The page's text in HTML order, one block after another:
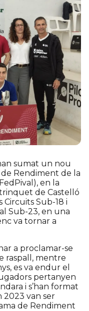
sumat un nou
Rendiment de la
en la
de Castelló
Sub-18 i
Sub-23, en una
va tornar a
a proclamar-se
raspall, mentre
es va endur el
pertanyen
i s’han format
2023 van ser
de Rendiment